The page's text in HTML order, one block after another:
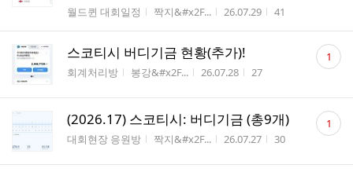
게시판명
월드퀸 대회일정 작성자
짝지&#x2F... 작성시간
26.07.29 조회수
41
스코티시 버디기금 현황(추가)!
게시판명
회계처리방 작성자
봉강&#x2F... 작성시간
26.07.28 조회수
27
댓
글 1
(2026.17) 스코티시: 버디기금 (총9개)
게시판명
대회현장 응원방 작성자
짝지&#x2F... 작성시간
26.07.27 조회수
30
댓
글 1